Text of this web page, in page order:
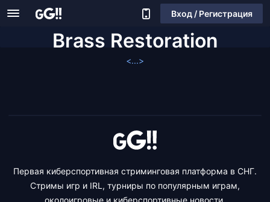
Вход / Регистрация
Brass Restoration
<...>
Первая киберспортивная стриминговая платформа в СНГ.
Стримы игр и IRL, турниры по популярным играм,
околоигровые и киберспортивные новости.